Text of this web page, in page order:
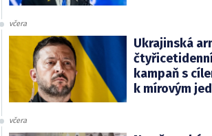
včera
Ukrajinská
kampaň s
k mírovým
včera